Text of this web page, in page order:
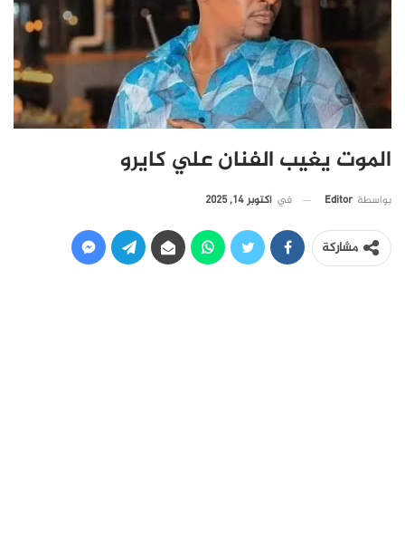
الموت يغيب الفنان علي كايرو
بواسطة Editor في أكتوبر 14, 2025
مشاركة